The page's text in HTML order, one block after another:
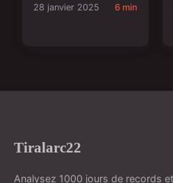
28 janvier 2025 6 min
Tiralarc22
Analysez 1000 jours de records